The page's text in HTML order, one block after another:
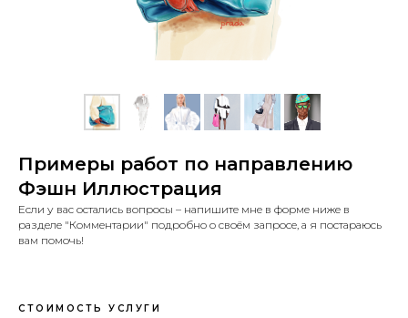
Примеры работ по направлению
Фэшн Иллюстрация
Если у вас остались вопросы – напишите мне в форме ниже в
разделе "Комментарии" подробно о своём запросе, а я постараюсь
вам помочь!
СТОИМОСТЬ УСЛУГИ